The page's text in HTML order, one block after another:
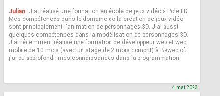
Julian J'ai réalisé une formation en école de jeux vidéo à PoleIIID.
Mes compétences dans le domaine de la création de jeux vidéo
sont principalement l'animation de personnages 3D. J'ai aussi
quelques compétences dans la modélisation de personnages 3D.
J'ai récemment réalisé une formation de développeur web et web
mobile de 10 mois (avec un stage de 2 mois comprit) à Beweb où
j'ai pu approfondir mes connaissances dans la programmation.
4 mai 2023